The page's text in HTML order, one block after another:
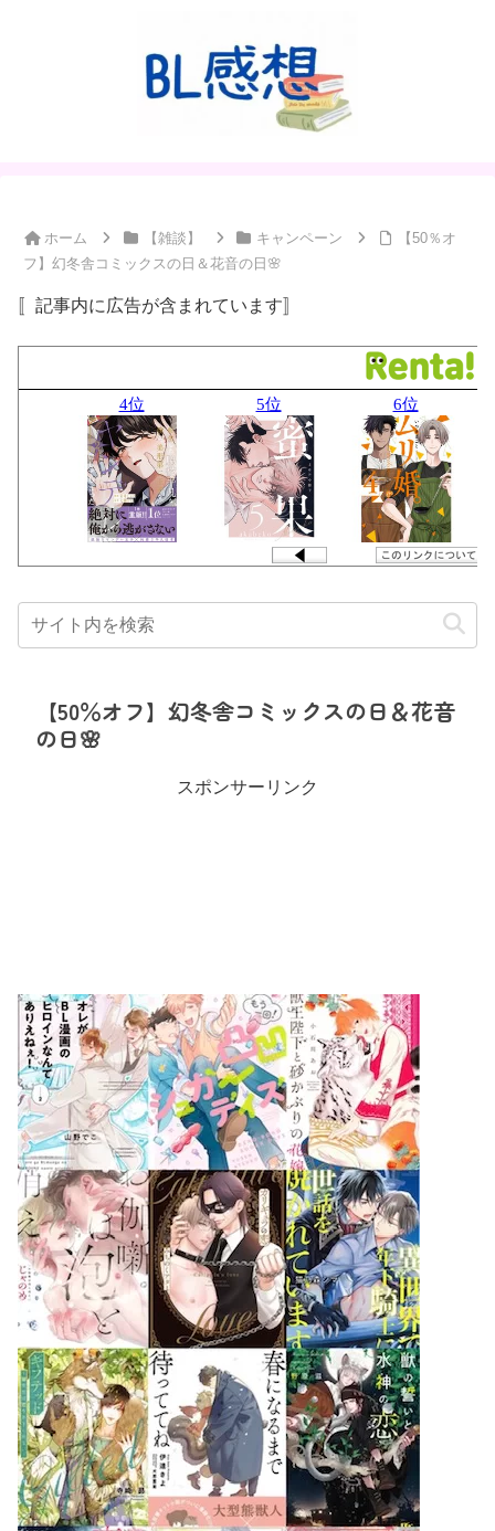
ホーム 【雑談】 キャンペーン
【50％オ
フ】幻冬舎コミックスの日＆花音の日🌸
〚記事内に広告が含まれています〛
【50％オフ】幻冬舎コミックスの日＆花音
の日🌸
スポンサーリンク